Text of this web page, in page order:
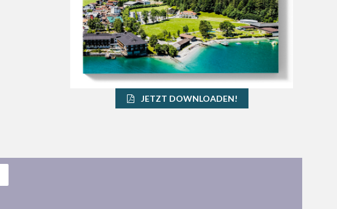
JETZT DOWNLOADEN!